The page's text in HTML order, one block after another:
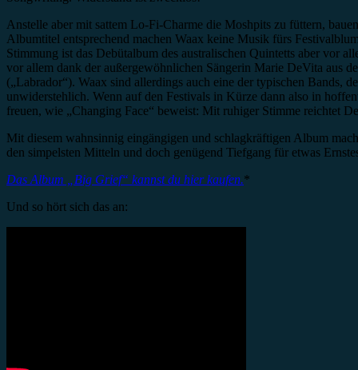
Anstelle aber mit sattem Lo-Fi-Charme die Moshpits zu füttern,
Albumtitel entsprechend machen Waax keine Musik fürs
Stimmung ist das Debütalbum des australischen Quintetts aber vor
vor allem dank der außergewöhnlichen Sängerin Marie DeVita aus
(„Labrador“). Waax sind allerdings auch eine der typischen Bands,
unwiderstehlich. Wenn auf den Festivals in Kürze dann also in
freuen, wie „Changing Face“ beweist: Mit ruhiger Stimme reichtet
Mit diesem wahnsinnig eingängigen und schlagkräftigen Album
den simpelsten Mitteln und doch genügend Tiefgang für etwas
Das Album „Big Grief“ kannst du hier kaufen.*
Und so hört sich das an: